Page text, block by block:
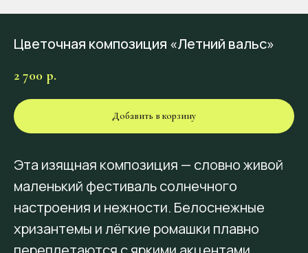
Цветочная композиция «Летний вальс»
2 700 р.
Добавить в корзину
Эта изящная композиция — словно живой
маленький фестиваль солнечного
настроения и нежности. Белоснежные
хризантемы и лёгкие ромашки плавно